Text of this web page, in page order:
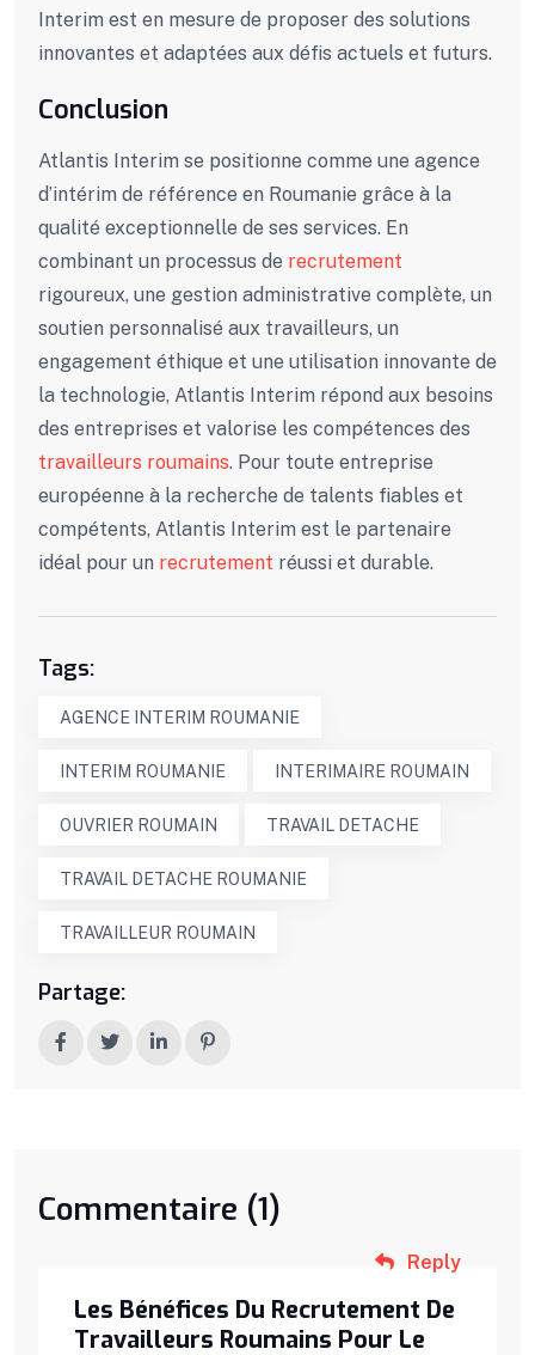
Interim est en mesure de proposer des solutions
innovantes et adaptées aux défis actuels et futurs.
Conclusion
Atlantis Interim se positionne comme une agence
d’intérim de référence en Roumanie grâce à la
qualité exceptionnelle de ses services. En
combinant un processus de recrutement
rigoureux, une gestion administrative complète, un
soutien personnalisé aux travailleurs, un
engagement éthique et une utilisation innovante de
la technologie, Atlantis Interim répond aux besoins
des entreprises et valorise les compétences des
travailleurs roumains. Pour toute entreprise
européenne à la recherche de talents fiables et
compétents, Atlantis Interim est le partenaire
idéal pour un recrutement réussi et durable.
Tags:
AGENCE INTERIM ROUMANIE
INTERIM ROUMANIE INTERIMAIRE ROUMAIN
OUVRIER ROUMAIN TRAVAIL DETACHE
TRAVAIL DETACHE ROUMANIE
TRAVAILLEUR ROUMAIN
Partage:
Commentaire (1)
Les Bénéfices Du Recrutement De
Travailleurs Roumains Pour Le
Reply